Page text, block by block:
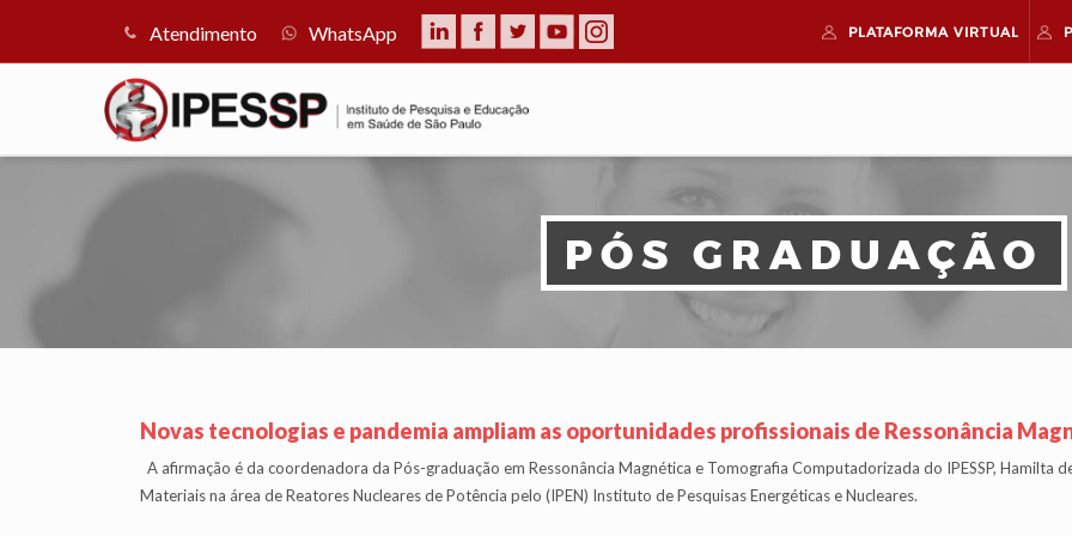
Atendimento WhatsApp PLATAFORMAVIRTUAL
PÓS GRADUAÇÃO
Novas tecnologias e pandemia ampliam as oportunidades profissionais de Ressonância
A afirmação é da coordenadora da Pós-graduação em Ressonância Magnética e Tomografia Computadorizada do IPESSP, Hamilta
Materiais na área de Reatores Nucleares de Potência pelo (IPEN) Instituto de Pesquisas Energéticas e Nucleares.